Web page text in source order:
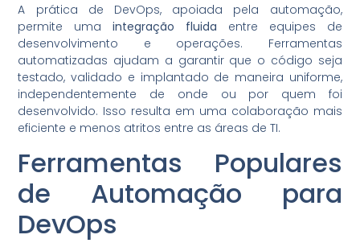
A prática de DevOps, apoiada pela automação,
permite umaintegração fluida entre equipes de
desenvolvimento e operações. Ferramentas
automatizadas ajudam a garantir que o código seja
testado, validado e implantado de maneira uniforme,
independentemente de onde ou por quem foi
desenvolvido. Isso resulta em uma colaboração mais
eficiente e menos atritos entre as áreas de TI.
Ferramentas Populares
de Automação para
DevOps